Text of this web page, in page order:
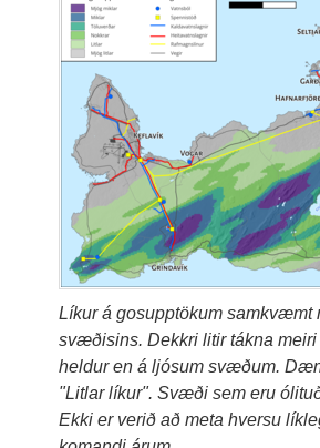
Líkur á gosupptökum
svæðisins. Dekkri litir tákna
heldur en á ljósum svæðum.
"Litlar líkur". Svæði sem eru
Ekki er verið að meta hversu